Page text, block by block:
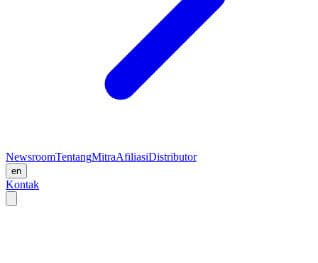
NewsroomTentangMitraAfiliasiDistributor
en
Kontak